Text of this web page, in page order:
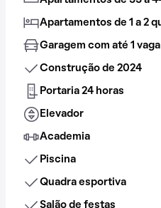
Apartamentos de 1 a 2
Garagem com até 1 vaga
Construção de 2024
Portaria 24 horas
Elevador
Academia
Piscina
Quadra esportiva
Salão de festas